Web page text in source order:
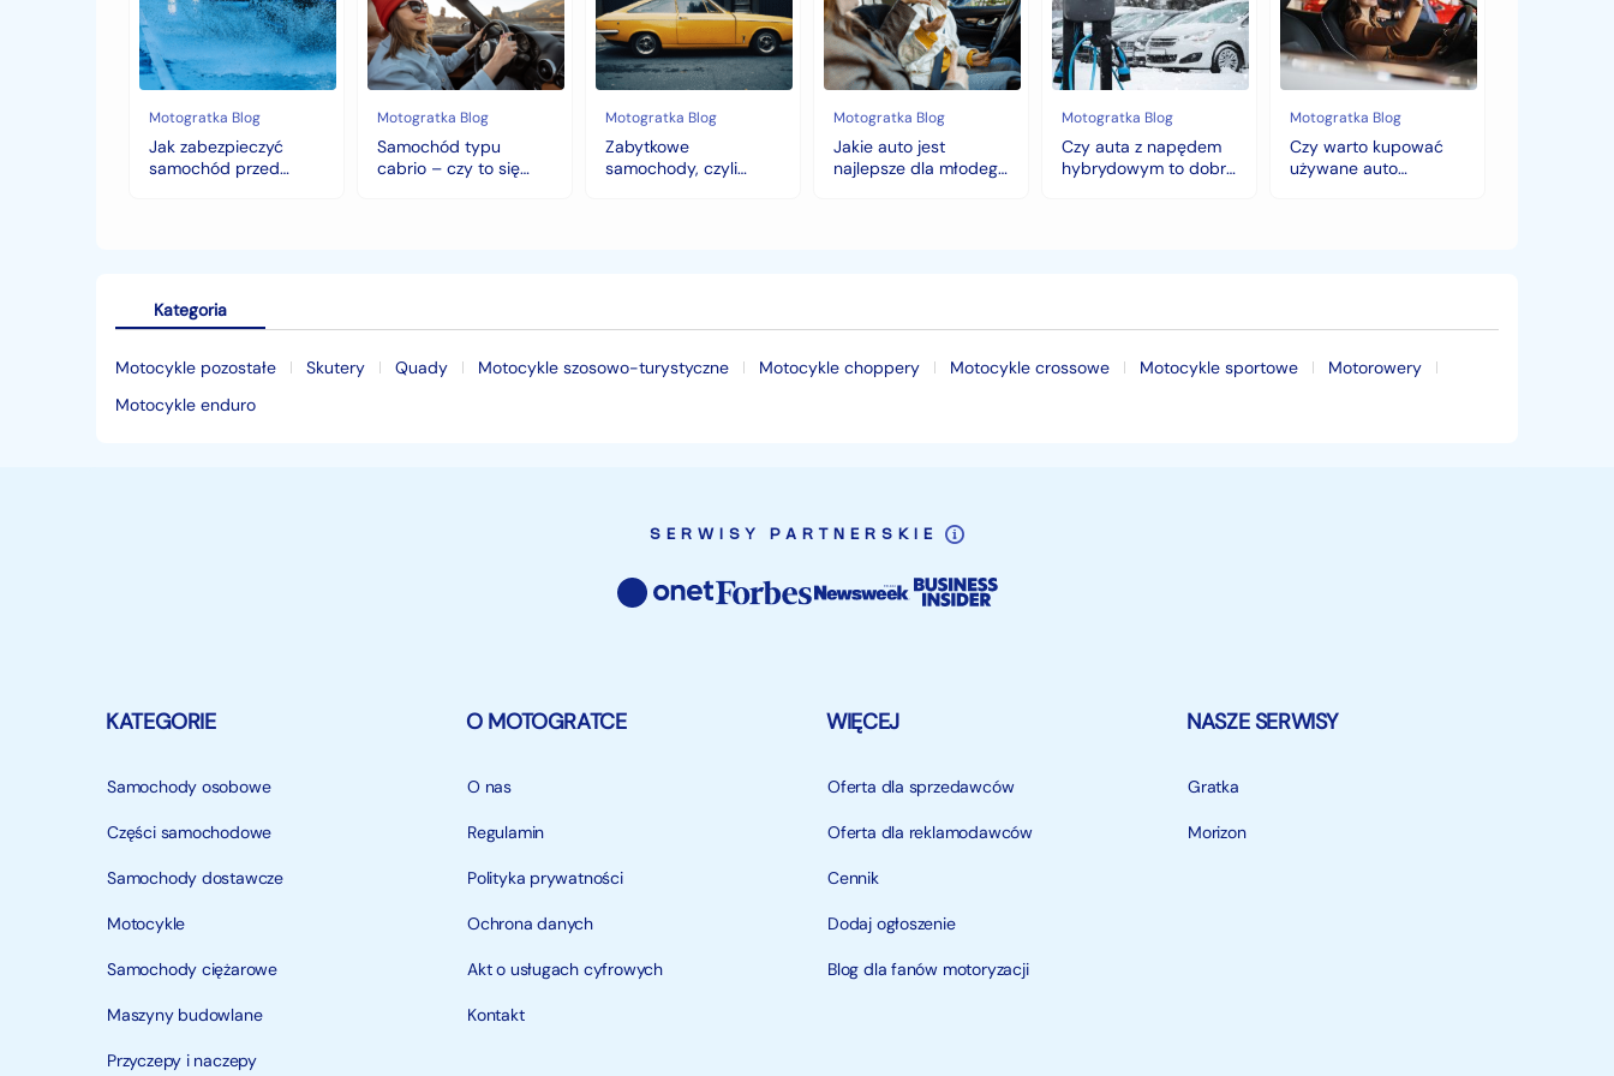
przed
jesiennymi
chłodami
i
deszczem?
Motogratka Blog
Jak zabezpieczyć
samochód przed
–
czy
to
się
opłaca
w
polskim
klimacie?
Motogratka Blog
Samochód typu
cabrio – czy to się
historia
warta
fortunę
Motogratka Blog
Zabytkowe
samochody, czyli
najlepsze
dla
młodego
kierowcy?
top
5
modeli
na
pierwszy
Motogratka Blog
Jakie auto jest
najlepsze dla młodego
napędem
hybrydowym
to
dobry
wybór
na
zimę?
Motogratka Blog
Czy auta z napędem
hybrydowym to dobry
używane
auto
jesienią?
Sezonowe
zmiany
cen,
które
zaskoczą
każdego
Motogratka Blog
Czy warto kupować
używane auto
Kategoria
Motocykle pozostałe Skutery Quady Motocykle szosowo-turystyczne Motocykle choppery Motocykle crossowe Motocykle sportowe
Motorowery
Motocykle enduro
SERWISY PARTNERSKIE
KATEGORIE
Samochody osobowe
Części samochodowe
Samochody dostawcze
Motocykle
Samochody ciężarowe
Maszyny budowlane
Przyczepy i naczepy
O MOTOGRATCE
O nas
Regulamin
Polityka prywatności
Ochrona danych
Akt o usługach cyfrowych
Kontakt
WIĘCEJ
Oferta dla sprzedawców
Oferta dla reklamodawców
Cennik
Dodaj ogłoszenie
Blog dla fanów motoryzacji
NASZE SERWISY
Gratka
Morizon